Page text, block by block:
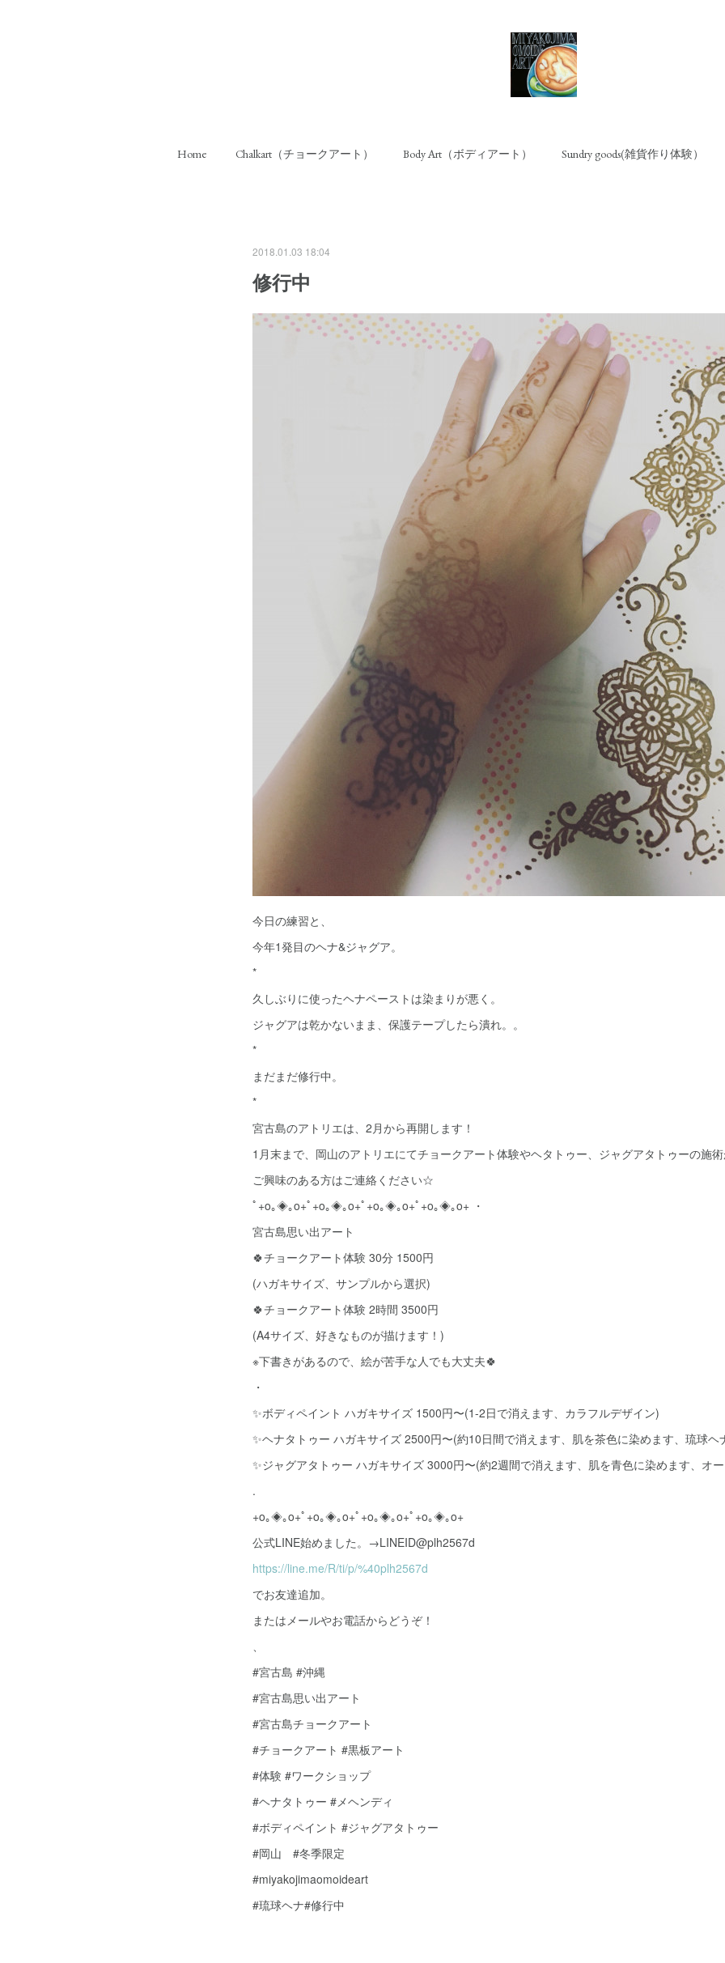
Home Chalkart（チョークアート） Body Art（ボディアート） Sundry goods(雑貨作り体験）
2018.01.03 18:04
修行中
今日の練習と、
今年1発目のヘナ&ジャグア。
*
久しぶりに使ったヘナペーストは染まりが悪く。
ジャグアは乾かないまま、保護テープしたら潰れ。。
*
まだまだ修行中。
*
宮古島のアトリエは、2月から再開します！
1月末まで、岡山のアトリエにてチョークアート体験やヘタトゥー、ジャグアタトゥーの施術
ご興味のある方はご連絡ください☆
ﾟ+o｡◈｡o+ﾟ+o｡◈｡o+ﾟ+o｡◈｡o+ﾟ+o｡◈｡o+ ・
宮古島思い出アート
🍀チョークアート体験 30分 1500円
(ハガキサイズ、サンプルから選択)
🍀チョークアート体験 2時間 3500円
(A4サイズ、好きなものが描けます！)
※下書きがあるので、絵が苦手な人でも大丈夫🍀
・
✨ボディペイント ハガキサイズ 1500円〜(1-2日で消えます、カラフルデザイン)
✨ヘナタトゥー ハガキサイズ 2500円〜(約10日間で消えます、肌を茶色に染めます、琉球ヘ
✨ジャグアタトゥー ハガキサイズ 3000円〜(約2週間で消えます、肌を青色に染めます、オ
.
+o｡◈｡o+ﾟ+o｡◈｡o+ﾟ+o｡◈｡o+ﾟ+o｡◈｡o+
公式LINE始めました。→LINEID@plh2567d
https://line.me/R/ti/p/%40plh2567d
でお友達追加。
またはメールやお電話からどうぞ！
、
#宮古島 #沖縄
#宮古島思い出アート
#宮古島チョークアート
#チョークアート #黒板アート
#体験 #ワークショップ
#ヘナタトゥー #メヘンディ
#ボディペイント #ジャグアタトゥー
#岡山 #冬季限定
#miyakojimaomoideart
#琉球ヘナ#修行中